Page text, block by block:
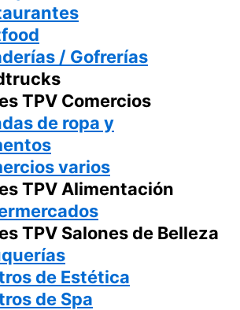
/ Gofrerías
TPV Comercios
de ropa y
varios
TPV Alimentación
TPV Salones de Belleza
de Estética
de Spa